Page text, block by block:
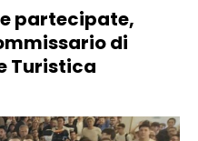
partecipate,
di
Turistica